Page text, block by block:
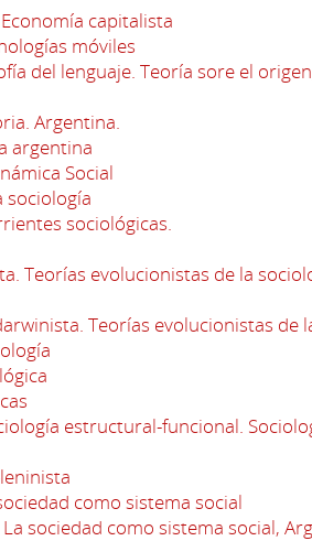
capitalista
móviles
del lenguaje. Teoría sore el
Argentina.
argentina
Social
sociología
sociológicas.
Teorías evolucionistas de la
Teorías evolucionistas de
estructural-funcional.
como sistema social
sociedad como sistema social,